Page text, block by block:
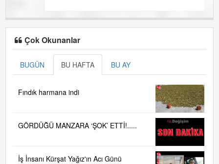
Çok Okunanlar
BUGÜN BU HAFTA BU AY
Fındık harmana indi
GÖRDÜĞÜ MANZARA ‘ŞOK’ ETTİ!.....
İş İnsanı Kürşat Yağız'ın Acı Günü